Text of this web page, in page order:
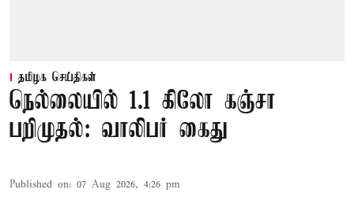
தமிழக செய்திகள்
நெல்லையில் 1.1 கிலோ கஞ்சா
பறிமுதல்: வாலிபர் கைது
Published on: 07 Aug 2026, 4:26 pm